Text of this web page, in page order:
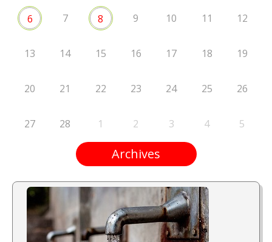
6 7 8 9 10 11 12
13 14 15 16 17 18 19
20 21 22 23 24 25 26
27 28 1 2 3 4 5
Archives